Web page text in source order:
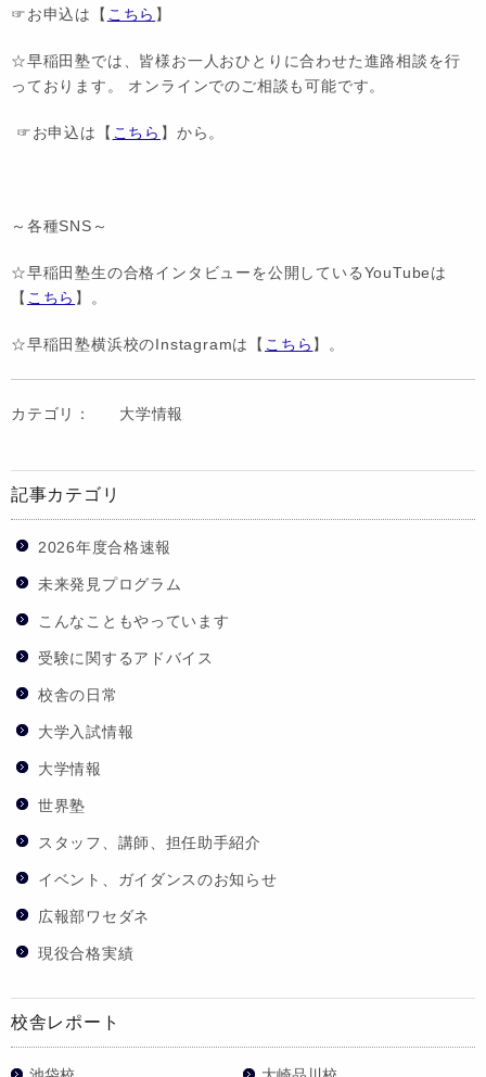
☞お申込は【 こちら 】
☆早稲田塾では、皆様お一人おひとりに合わせた進路相談を行
っております。 オンラインでのご相談も可能です。
☞お申込は【 こちら 】から。
～各種SNS～
☆早稲田塾生の合格インタビューを公開しているYouTubeは
【 こちら 】。
☆早稲田塾横浜校のInstagramは【 こちら 】。
カテゴリ： 大学情報
記事カテゴリ
2026年度合格速報
未来発見プログラム
こんなこともやっています
受験に関するアドバイス
校舎の日常
大学入試情報
大学情報
世界塾
スタッフ、講師、担任助手紹介
イベント、ガイダンスのお知らせ
広報部ワセダネ
現役合格実績
校舎レポート